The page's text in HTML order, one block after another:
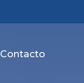
Contacto